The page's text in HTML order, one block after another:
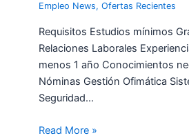
Empleo News,Ofertas Recientes
Requisitos Estudios mínimos
Relaciones Laborales
menos 1 año Conocimientos
Nóminas Gestión Ofimática
Seguridad…
Read More »